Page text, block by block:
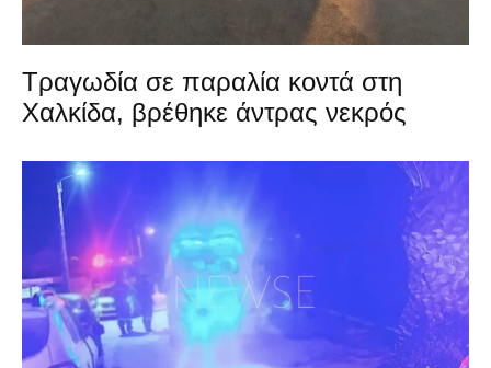
Τραγωδία σε παραλία κοντά στη
Χαλκίδα, βρέθηκε άντρας νεκρός